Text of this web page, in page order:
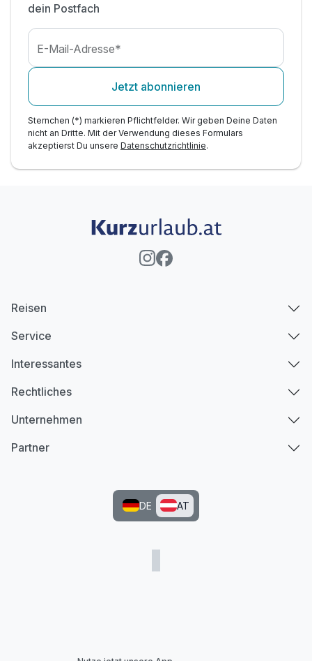
dein Postfach
E-Mail-Adresse*
Jetzt abonnieren
Sternchen (*) markieren Pflichtfelder. Wir geben Deine Daten
nicht an Dritte. Mit der Verwendung dieses Formulars
akzeptierst Du unsere Datenschutzrichtlinie.
Reisen
Service
Interessantes
Rechtliches
Unternehmen
Partner
DE AT